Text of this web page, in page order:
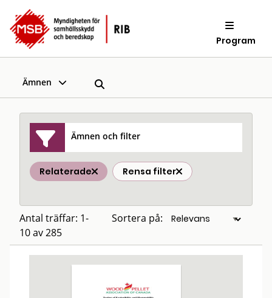
Program
Ämnen
Ämnen och filter
Relaterade Rensa filter
Antal träffar: 1-
10 av 285
Sortera på: